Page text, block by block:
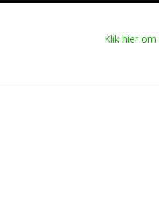
Klik hier om